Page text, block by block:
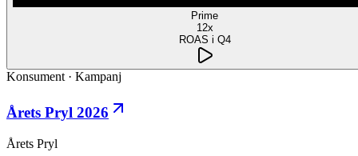
Prime
12x
ROAS i Q4
Konsument · Kampanj
Årets Pryl 2026
Årets Pryl